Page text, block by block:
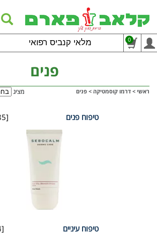
נגישות
אתר
המרכזי
מלאי קנביס רפואי 0
פנים
ראשי > דרמו קוסמטיקה > פנים מציג
[285] טיפוח פנים
[24] טיפוח עיניים